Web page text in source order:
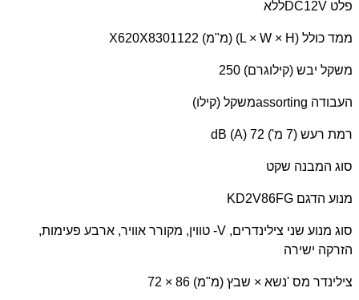
פלט DC12Vללא
ממד כולל (L × W × H) (מ"מ) 1122 X620X830
משקל יבש (קילוגרם) 250
העבודה assortingמשקל (קילו)
רמת רעש (7 מ') dB (A) 72
סוג המבנה שקט
מנוע הדגם KD2V86FG
סוג מנוע שני צילינדרים, V- טווין, מקורר אוויר, ארבע פעימות,
הזרקה ישירה
צילינדר מס 'נשא × שבץ (מ"מ) 86 × 72